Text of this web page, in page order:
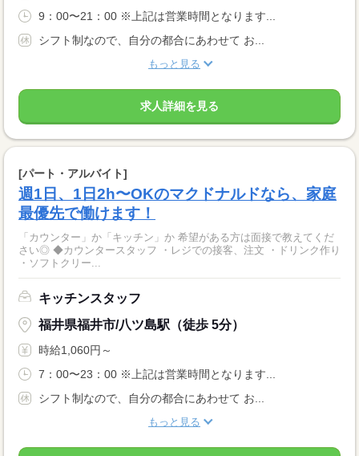
9：00〜21：00 ※上記は営業時間となります...
シフト制なので、自分の都合にあわせて お...
もっと見る
求人詳細を見る
[パート・アルバイト]
週1日、1日2h〜OKのマクドナルドなら、家庭
最優先で働けます！
「カウンター」か「キッチン」か 希望がある方は面接で教えてくだ
さい◎ ◆カウンタースタッフ ・レジでの接客、注文 ・ドリンク作り
・ソフトクリー...
キッチンスタッフ
福井県福井市/八ツ島駅（徒歩 5分）
時給1,060円～
7：00〜23：00 ※上記は営業時間となります...
シフト制なので、自分の都合にあわせて お...
もっと見る